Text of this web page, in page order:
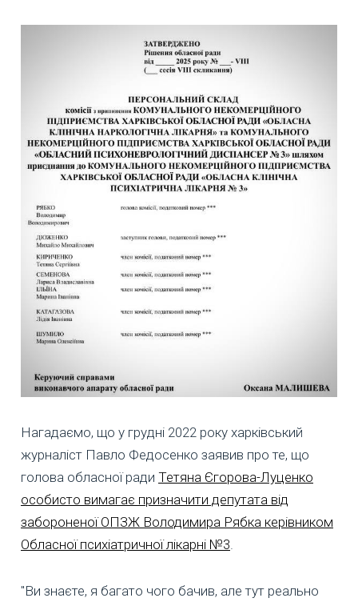
Нагадаємо, що у грудні 2022 року харківський
журналіст Павло Федосенко заявив про те, що
голова обласної ради Тетяна Єгорова-Луценко
особисто вимагає призначити депутата від
забороненої ОПЗЖ Володимира Рябка керівником
Обласної психіатричної лікарні №3.
"Ви знаєте, я багато чого бачив, але тут реально